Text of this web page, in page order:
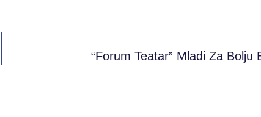
“Forum Teatar” Mladi Za Bolju